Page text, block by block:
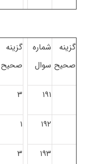
گزینه
صحیح
شماره
سوال
گزینه
صحیح
۱۹۱ ۳
۱۹۲ ۱
۱۹۳ ۳